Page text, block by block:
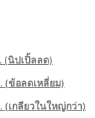
(นิปเปิ้ลลด)
(ข้อลดเหลี่ยม)
(เกลียวในใหญ่กว่า)